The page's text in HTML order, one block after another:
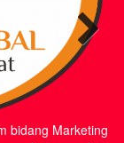
bidang Marketing